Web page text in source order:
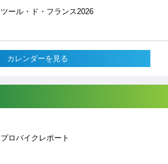
ツール・ド・フランス2026
カレンダーを見る
プロバイクレポート